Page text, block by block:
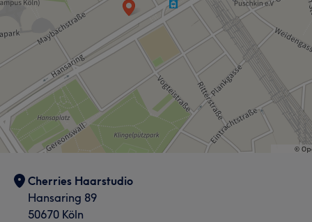
Cherries Haarstudio
Hansaring 89
50670 Köln